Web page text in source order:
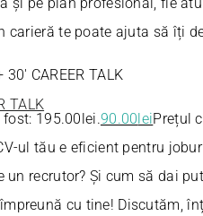
carieră te poate ajuta să îți
TALK
195.00lei.90.00leiPrețul
ul tău e eficient pentru
recrutor? Și cum să dai
cu tine! Discutăm,